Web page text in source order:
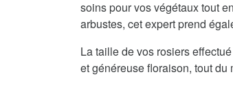
soins pour vos végétaux tout
arbustes, cet expert prend
La taille de vos rosiers
et généreuse floraison, tout